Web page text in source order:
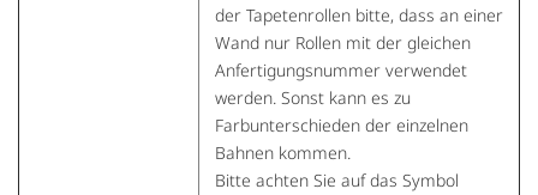
der Tapetenrollen bitte, dass an einer
Wand nur Rollen mit der gleichen
Anfertigungsnummer verwendet
werden. Sonst kann es zu
Farbunterschieden der einzelnen
Bahnen kommen.
Bitte achten Sie auf das Symbol